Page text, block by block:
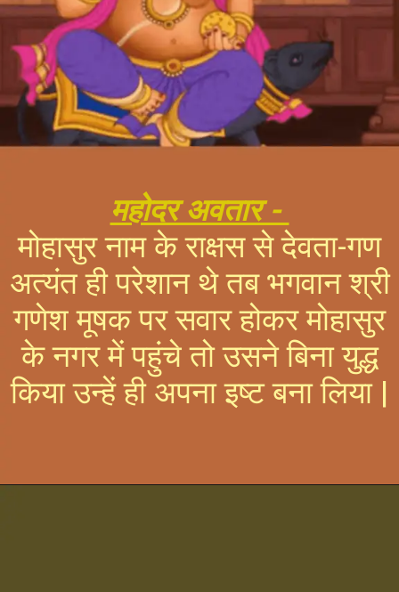
महोदर अवतार -
मोहासुर नाम के राक्षस से देवता-गण
अत्यंत ही परेशान थे तब भगवान श्री
गणेश मूषक पर सवार होकर मोहासुर
के नगर में पहुंचे तो उसने बिना युद्ध
किया उन्हें ही अपना इष्ट बना लिया |